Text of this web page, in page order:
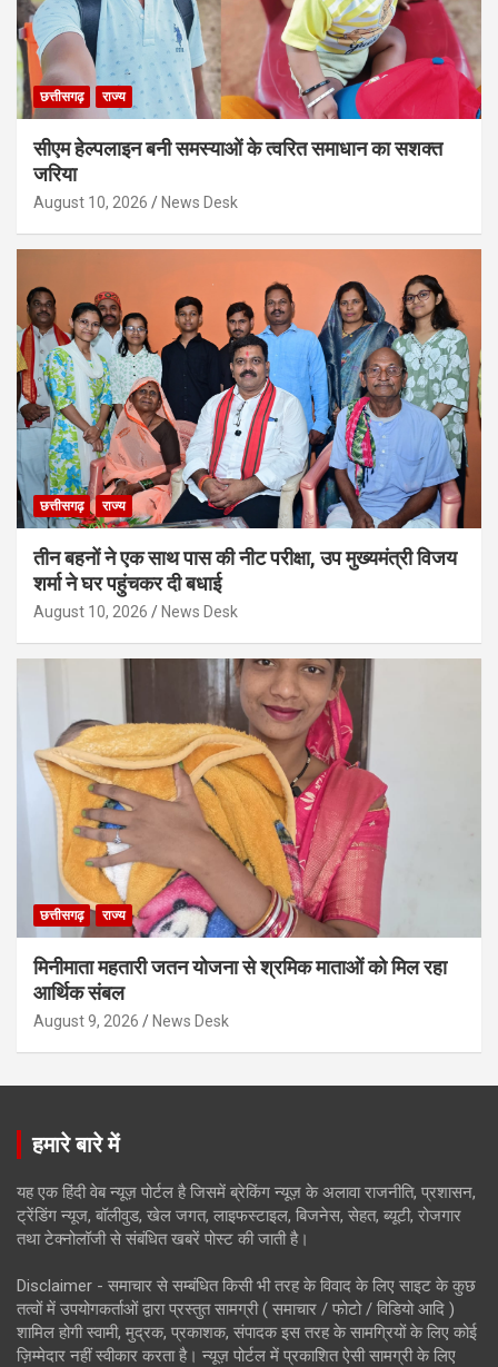
छत्तीसगढ़ राज्य
सीएम हेल्पलाइन बनी समस्याओं के त्वरित समाधान का सशक्त
जरिया
August 10, 2026 News Desk
छत्तीसगढ़ राज्य
तीन बहनों ने एक साथ पास की नीट परीक्षा, उप मुख्यमंत्री विजय
शर्मा ने घर पहुंचकर दी बधाई
August 10, 2026 News Desk
छत्तीसगढ़ राज्य
मिनीमाता महतारी जतन योजना से श्रमिक माताओं को मिल रहा
आर्थिक संबल
August 9, 2026 News Desk
हमारे बारे में
यह एक हिंदी वेब न्यूज़ पोर्टल है जिसमें ब्रेकिंग न्यूज़ के अलावा राजनीति, प्रशासन,
ट्रेंडिंग न्यूज, बॉलीवुड, खेल जगत, लाइफस्टाइल, बिजनेस, सेहत, ब्यूटी, रोजगार
तथा टेक्नोलॉजी से संबंधित खबरें पोस्ट की जाती है।
Disclaimer - समाचार से सम्बंधित किसी भी तरह के विवाद के लिए साइट के कुछ
तत्वों में उपयोगकर्ताओं द्वारा प्रस्तुत सामग्री ( समाचार / फोटो / विडियो आदि )
शामिल होगी स्वामी, मुद्रक, प्रकाशक, संपादक इस तरह के सामग्रियों के लिए कोई
ज़िम्मेदार नहीं स्वीकार करता है। न्यूज़ पोर्टल में प्रकाशित ऐसी सामग्री के लिए